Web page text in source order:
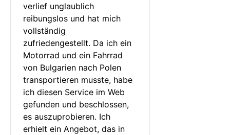
verlief unglaublich
reibungslos und hat mich
vollständig
zufriedengestellt. Da ich ein
Motorrad und ein Fahrrad
von Bulgarien nach Polen
transportieren musste, habe
ich diesen Service im Web
gefunden und beschlossen,
es auszuprobieren. Ich
erhielt ein Angebot, das in